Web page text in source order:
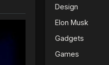
Design
Elon Musk
Gadgets
Games